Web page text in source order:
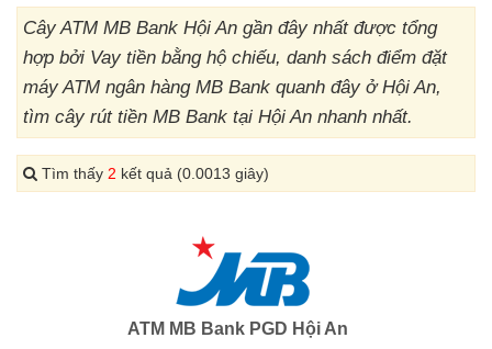
Cây ATM MB Bank Hội An gần đây nhất được tổng
hợp bởi Vay tiền bằng hộ chiếu, danh sách điểm đặt
máy ATM ngân hàng MB Bank quanh đây ở Hội An,
tìm cây rút tiền MB Bank tại Hội An nhanh nhất.
Tìm thấy 2 kết quả (0.0013 giây)
ATM MB Bank PGD Hội An